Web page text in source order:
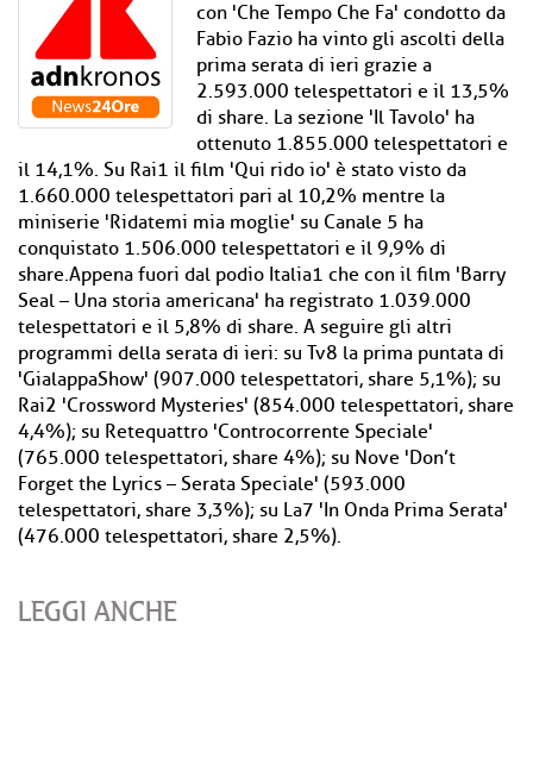
con 'Che Tempo Che Fa' condotto da
Fabio Fazio ha vinto gli ascolti della
prima serata di ieri grazie a
2.593.000 telespettatori e il 13,5%
di share. La sezione 'Il Tavolo' ha
ottenuto 1.855.000 telespettatori e
il 14,1%. Su Rai1 il film 'Qui rido io' è stato visto da
1.660.000 telespettatori pari al 10,2% mentre la
miniserie 'Ridatemi mia moglie' su Canale 5 ha
conquistato 1.506.000 telespettatori e il 9,9% di
share.Appena fuori dal podio Italia1 che con il film 'Barry
Seal – Una storia americana' ha registrato 1.039.000
telespettatori e il 5,8% di share. A seguire gli altri
programmi della serata di ieri: su Tv8 la prima puntata di
'GialappaShow' (907.000 telespettatori, share 5,1%); su
Rai2 'Crossword Mysteries' (854.000 telespettatori, share
4,4%); su Retequattro 'Controcorrente Speciale'
(765.000 telespettatori, share 4%); su Nove 'Don’t
Forget the Lyrics – Serata Speciale' (593.000
telespettatori, share 3,3%); su La7 'In Onda Prima Serata'
(476.000 telespettatori, share 2,5%).
LEGGI ANCHE